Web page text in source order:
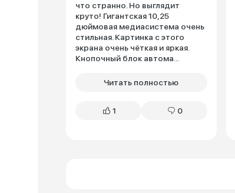
что странно. Но выглядит
круто! Гигантская 10,25
дюймовая медиасистема очень
стильная. Картинка с этого
экрана очень чёткая и яркая.
Кнопочный блок автома...
Читать полностью
1 0